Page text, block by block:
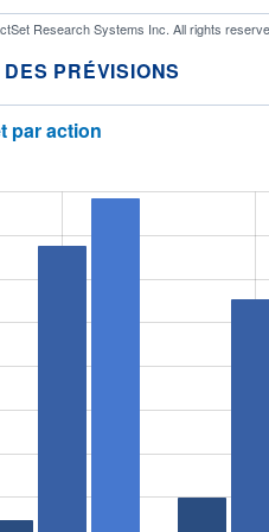
Research Systems Inc. All rights
PRÉVISIONS
par action